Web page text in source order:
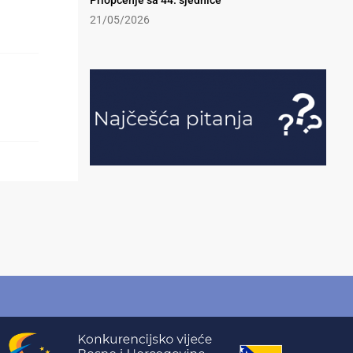
21/05/2026